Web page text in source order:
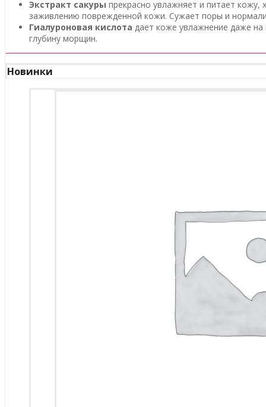
Экстракт сакуры прекрасно увлажняет и питает
заживлению поврежденной кожи. Сужает поры и
Гиалуроновая кислота дает коже увлажнение даже на
глубину морщин.
Новинки